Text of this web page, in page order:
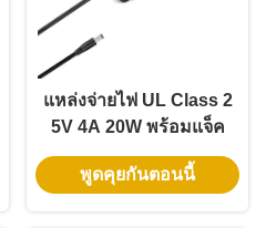
แหล่งจ่ายไฟ UL Class 2
5V 4A 20W พร้อมแจ็ค
DC 5.5*2.1 มม. สำหรับไฟ
LED Strip WiFi อัจฉริยะ
พูดคุยกันตอนนี้